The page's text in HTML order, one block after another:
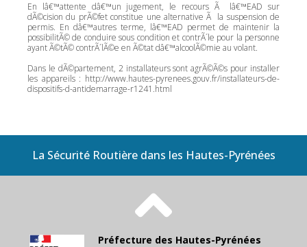
En lâ€™attente dâ€™un jugement, le recours Ã lâ€™EAD sur
dÃ©cision du prÃ©fet constitue une alternative Ã la suspension de
permis. En dâ€™autres terme, lâ€™EAD permet de maintenir la
possibilitÃ© de conduire sous condition et contrÃ´le pour la personne
ayant Ã©tÃ© contrÃ´lÃ©e en Ã©tat dâ€™alcoolÃ©mie au volant.
Dans le dÃ©partement, 2 installateurs sont agrÃ©Ã©s pour installer
les appareils : http://www.hautes-pyrenees.gouv.fr/installateurs-de-
dispositifs-d-antidemarrage-r1241.html
La Sécurité Routière dans les Hautes-Pyrénées
Préfecture des Hautes-Pyrénées